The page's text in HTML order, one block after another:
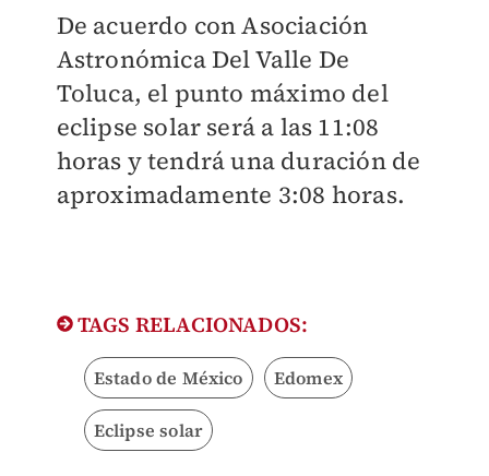
De acuerdo con Asociación
Astronómica Del Valle De
Toluca, el punto máximo del
eclipse solar será a las 11:08
horas y tendrá una duración de
aproximadamente 3:08 horas.
TAGS RELACIONADOS:
Estado de México Edomex
Eclipse solar